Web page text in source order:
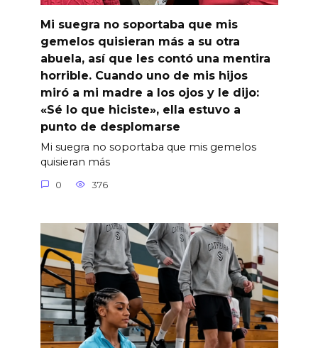
Mi suegra no soportaba que mis
gemelos quisieran más a su otra
abuela, así que les contó una mentira
horrible. Cuando uno de mis hijos
miró a mi madre a los ojos y le dijo:
«Sé lo que hiciste», ella estuvo a
punto de desplomarse
Mi suegra no soportaba que mis gemelos
quisieran más
0 376